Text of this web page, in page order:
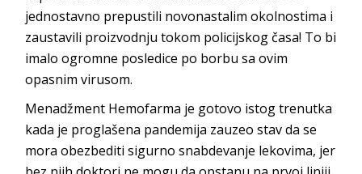
jednostavno prepustili novonastalim okolnostima i
zaustavili proizvodnju tokom policijskog časa! To bi
imalo ogromne posledice po borbu sa ovim
opasnim virusom.
Menadžment Hemofarma je gotovo istog trenutka
kada je proglašena pandemija zauzeo stav da se
mora obezbediti sigurno snabdevanje lekovima, jer